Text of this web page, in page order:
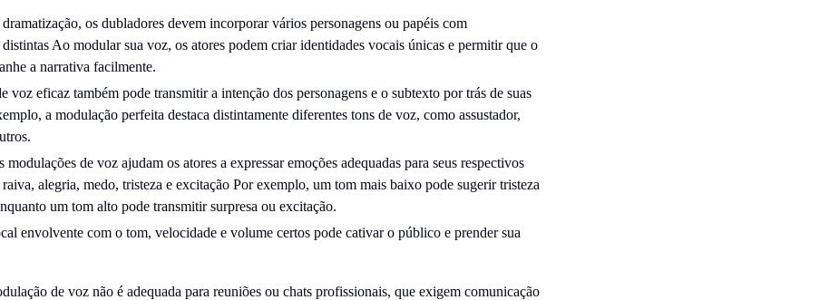
os dubladores devem incorporar vários personagens ou papéis com
distintas Ao modular sua voz, os atores podem criar identidades vocais únicas e permitir que o
a narrativa facilmente.
voz eficaz também pode transmitir a intenção dos personagens e o subtexto por trás de suas
a modulação perfeita destaca distintamente diferentes tons de voz, como assustador,
modulações de voz ajudam os atores a expressar emoções adequadas para seus respectivos
alegria, medo, tristeza e excitação Por exemplo, um tom mais baixo pode sugerir tristeza
um tom alto pode transmitir surpresa ou excitação.
envolvente com o tom, velocidade e volume certos pode cativar o público e prender sua
de voz não é adequada para reuniões ou chats profissionais, que exigem comunicação